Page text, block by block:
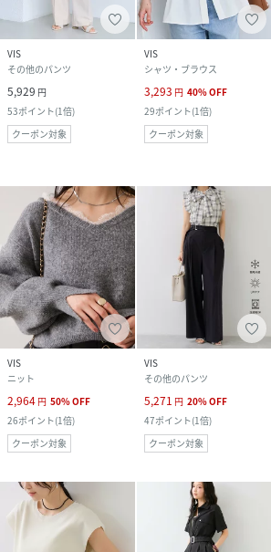
VIS
その他のパンツ
5,929 円
53ポイント(1倍)
クーポン対象
VIS
シャツ・ブラウス
3,293 円 40%OFF
29ポイント(1倍)
クーポン対象
VIS
ニット
2,964 円 50%OFF
26ポイント(1倍)
クーポン対象
VIS
その他のパンツ
5,271 円 20%OFF
47ポイント(1倍)
クーポン対象